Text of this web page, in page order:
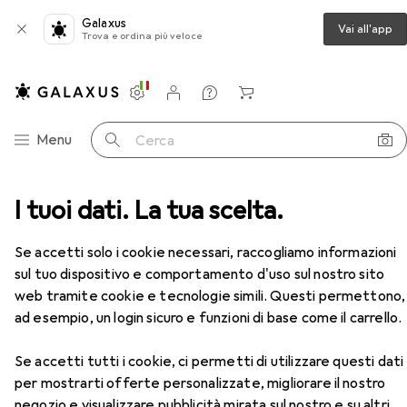
I tuoi dati. La tua scelta.
Se accetti solo i cookie necessari, raccogliamo informazioni
sul tuo dispositivo e comportamento d'uso sul nostro sito
web tramite cookie e tecnologie simili. Questi permettono,
ad esempio, un login sicuro e funzioni di base come il carrello.
Se accetti tutti i cookie, ci permetti di utilizzare questi dati
per mostrarti offerte personalizzate, migliorare il nostro
Galaxus
Trova e ordina più veloce Vai all'app
Categoria Navigazione
Menu Cerca
Impostazioni
Conto cliente
Liste di confronto
Liste dei desideri
Carrello
Morsa + Strettoio Amf Martinetto a vite
EUR
214,39
Amf Martinetto a vite